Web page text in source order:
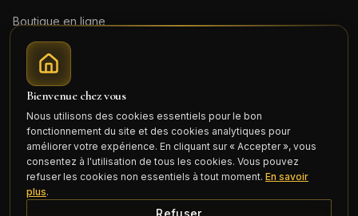
Boutique en ligne
Contact
Mentions légales
Connexion
Bienvenue chez vous
Nous utilisons des cookies essentiels pour le bon
fonctionnement du site et des cookies analytiques pour
améliorer votre expérience. En cliquant sur « Accepter », vous
consentez à l'utilisation de tous les cookies. Vous pouvez
refuser les cookies non essentiels à tout moment. En savoir
plus.
Refuser